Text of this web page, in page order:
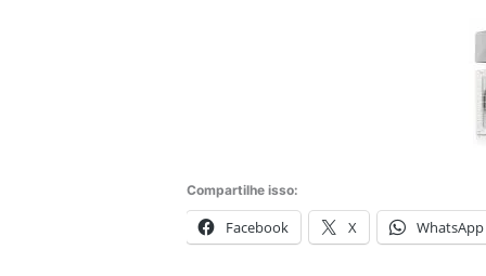
Compartilhe isso:
Facebook X WhatsApp